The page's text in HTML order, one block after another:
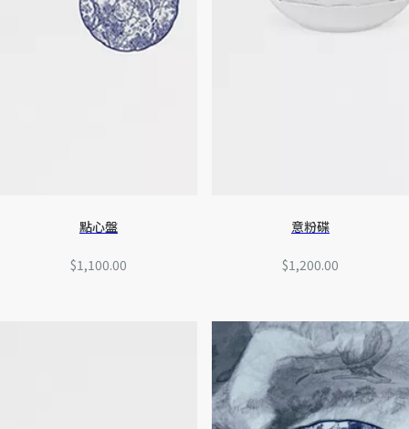
點心盤
$1,100.00
意粉碟
$1,200.00